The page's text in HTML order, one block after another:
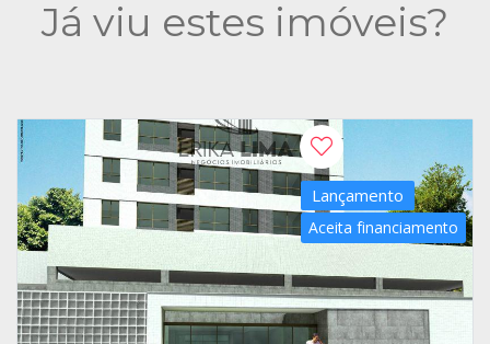
Já viu estes imóveis?
Lançamento
Aceita financiamento